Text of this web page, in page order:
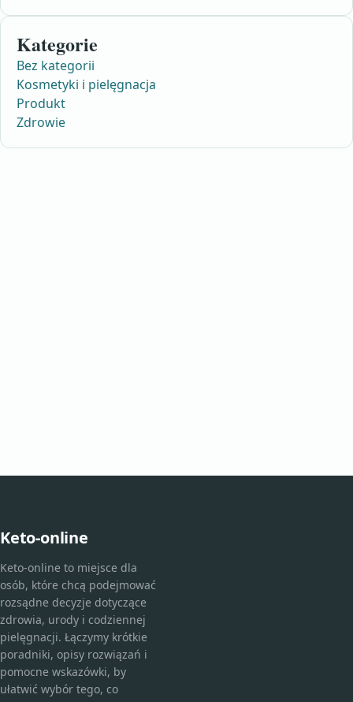
Kategorie
Bez kategorii
Kosmetyki i pielęgnacja
Produkt
Zdrowie
Keto-online
Keto-online to miejsce dla
osób, które chcą podejmować
rozsądne decyzje dotyczące
zdrowia, urody i codziennej
pielęgnacji. Łączymy krótkie
poradniki, opisy rozwiązań i
pomocne wskazówki, by
ułatwić wybór tego, co